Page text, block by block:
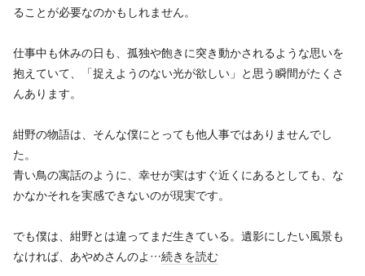
ることが必要なのかもしれません。
仕事中も休みの日も、孤独や飽きに突き動かされるような思いを
抱えていて、「捉えようのない光が欲しい」と思う瞬間がたくさ
んあります。
紺野の物語は、そんな僕にとっても他人事ではありませんでし
た。
青い鳥の寓話のように、幸せが実はすぐ近くにあるとしても、な
かなかそれを実感できないのが現実です。
でも僕は、紺野とは違ってまだ生きている。遺影にしたい風景も
なければ、あやめさんのよ…続きを読む